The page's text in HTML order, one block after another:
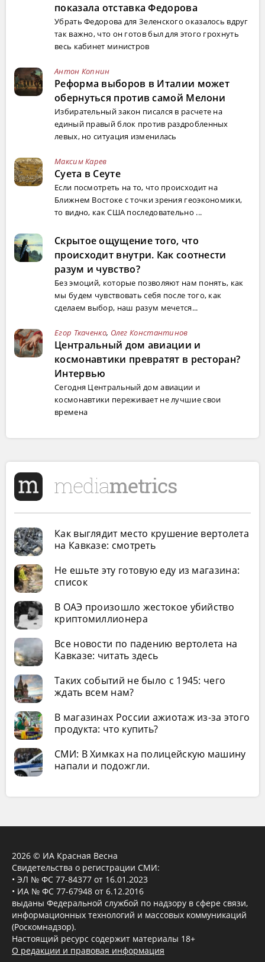
показала отставка Федорова
Убрать Федорова для Зеленского оказалось вдруг
так важно, что он готов был для этого грохнуть
весь кабинет министров
Антон Копнин
Реформа выборов в Италии может
обернуться против самой Мелони
Избирательный закон писался в расчете на
единый правый блок против раздробленных
левых, но ситуация изменилась
Максим Карев
Суета в Сеуте
Если посмотреть на то, что происходит на
Ближнем Востоке с точки зрения геоэкономики,
то видно, как США последовательно ...
Скрытое ощущение того, что
происходит внутри. Как соотнести
разум и чувство?
Без эмоций, которые позволяют нам понять, как
мы будем чувствовать себя после того, как
сделаем выбор, наш разум мечется...
Егор Ткаченко, Олег Константинов
Центральный дом авиации и
космонавтики превратят в ресторан?
Интервью
Сегодня Центральный дом авиации и
космонавтики переживает не лучшие свои
времена
Как выглядит место крушение вертолета
на Кавказе: смотреть
Не ешьте эту готовую еду из магазина:
список
В ОАЭ произошло жестокое убийство
криптомиллионера
Все новости по падению вертолета на
Кавказе: читать здесь
Таких событий не было с 1945: чего
ждать всем нам?
В магазинах России ажиотаж из-за этого
продукта: что купить?
СМИ: В Химках на полицейскую машину
напали и подожгли.
2026 © ИА Красная Весна
Свидетельства о регистрации СМИ:
• ЭЛ № ФС 77-84377 от 16.01.2023
• ИА № ФС 77-67948 от 6.12.2016
выданы Федеральной службой по надзору в сфере связи,
информационных технологий и массовых коммуникаций
(Роскомнадзор).
Настоящий ресурс содержит материалы 18+
О редакции и правовая информация